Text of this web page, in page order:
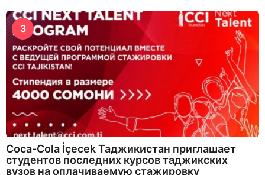
3
Coca-Cola İçecek Таджикистан приглашает
студентов последних курсов таджикских
вузов на оплачиваемую стажировку